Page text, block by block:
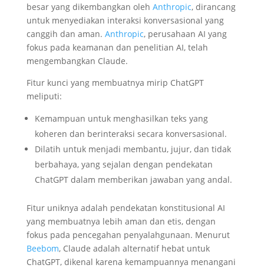
besar yang dikembangkan oleh Anthropic, dirancang
untuk menyediakan interaksi konversasional yang
canggih dan aman. Anthropic, perusahaan AI yang
fokus pada keamanan dan penelitian AI, telah
mengembangkan Claude.
Fitur kunci yang membuatnya mirip ChatGPT
meliputi:
Kemampuan untuk menghasilkan teks yang
koheren dan berinteraksi secara konversasional.
Dilatih untuk menjadi membantu, jujur, dan tidak
berbahaya, yang sejalan dengan pendekatan
ChatGPT dalam memberikan jawaban yang andal.
Fitur uniknya adalah pendekatan konstitusional AI
yang membuatnya lebih aman dan etis, dengan
fokus pada pencegahan penyalahgunaan. Menurut
Beebom, Claude adalah alternatif hebat untuk
ChatGPT, dikenal karena kemampuannya menangani